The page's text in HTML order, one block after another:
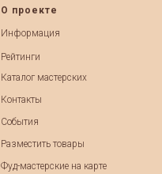
О проекте
Информация
Рейтинги
Каталог мастерских
Контакты
События
Разместить товары
Фуд-мастерские на карте